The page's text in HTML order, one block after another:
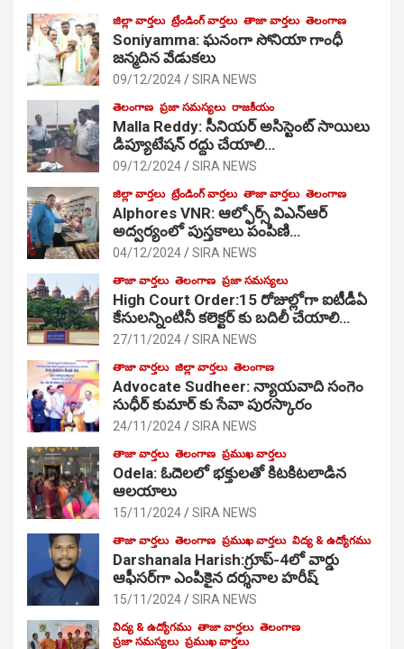
జిల్లా వార్తలు ట్రేండింగ్ వార్తలు తాజా వార్తలు తెలంగాణ
Soniyamma: ఘ‌నంగా సోనియా గాంధీ
జ‌న్మ‌దిన వేడుక‌లు
09/12/2024 SIRA NEWS
తెలంగాణ ప్రజా సమస్యలు రాజకీయం
Malla Reddy: సీనియర్ అసిస్టెంట్ సాయిలు
డిప్యూటేషన్ రద్దు చేయాలి…
09/12/2024 SIRA NEWS
జిల్లా వార్తలు ట్రేండింగ్ వార్తలు తాజా వార్తలు తెలంగాణ
Alphores VNR: ఆల్ఫోర్స్ విఎన్ఆర్
అద్వర్యంలో పుస్తకాలు పంపిణి…
04/12/2024 SIRA NEWS
తాజా వార్తలు తెలంగాణ ప్రజా సమస్యలు
High Court Order:15 రోజుల్లోగా ఐటీడీఏ
కేసులన్నింటినీ కలెక్టర్ కు బదిలీ చేయాలి…
27/11/2024 SIRA NEWS
తాజా వార్తలు జిల్లా వార్తలు తెలంగాణ
Advocate Sudheer: న్యాయవాది సంగెం
సుధీర్ కుమార్ కు సేవా పురస్కారం
24/11/2024 SIRA NEWS
తాజా వార్తలు తెలంగాణ ప్రముఖ వార్తలు
Odela: ఓదెల‌లో భక్తులతో కిటకిటలాడిన
ఆల‌యాలు
15/11/2024 SIRA NEWS
తాజా వార్తలు తెలంగాణ ప్రముఖ వార్తలు విద్య & ఉద్యోగము
Darshanala Harish:గ్రూప్-4లో వార్డు
ఆఫీసర్‌గా ఎంపికైన దర్శనాల హరీష్
15/11/2024 SIRA NEWS
విద్య & ఉద్యోగము తాజా వార్తలు తెలంగాణ
ప్రజా సమస్యలు ప్రముఖ వార్తలు